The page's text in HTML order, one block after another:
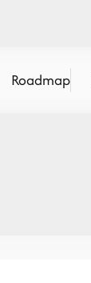
Roadmap